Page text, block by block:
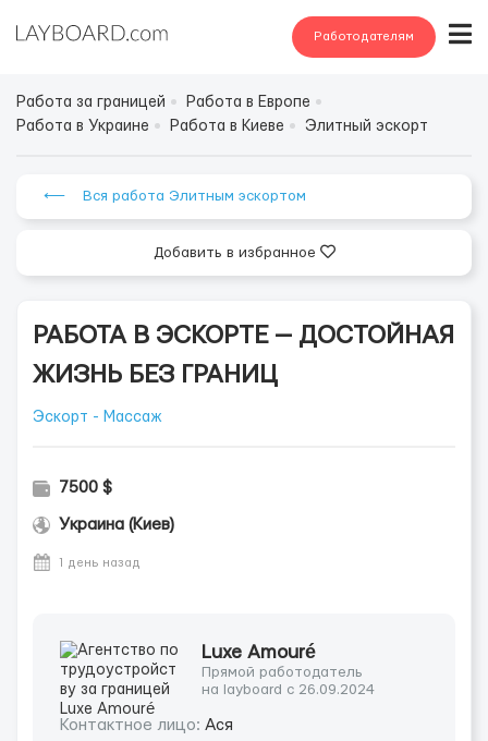
Работодателям
Работа за границей
Работа в Европе
Работа в Украине
Работа в Киеве Элитный эскорт
⟵ Вся работа Элитным эскортом
Добавить в избранное
РАБОТА В ЭСКОРТЕ — ДОСТОЙНАЯ
ЖИЗНЬ БЕЗ ГРАНИЦ
Эскорт - Массаж
7500 $
Украина (Киев)
1 день назад
Luxe Amouré
Прямой работодатель
на layboard с 26.09.2024
Контактное лицо: Ася